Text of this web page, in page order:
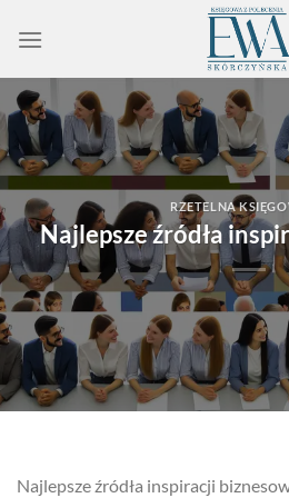
RZETELNA
Najlepsze źródła
Najlepsze źródła inspiracji